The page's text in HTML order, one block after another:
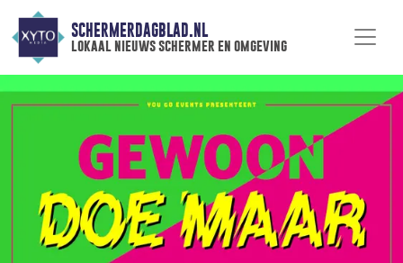
SCHERMERDAGBLAD.NL
lokaal nieuws schermer en omgeving